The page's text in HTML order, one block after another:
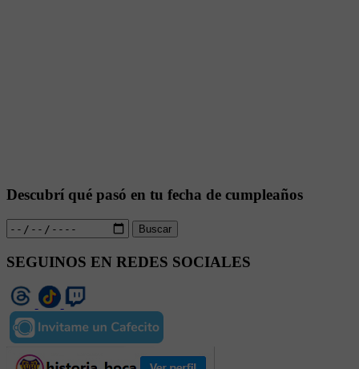
Descubrí qué pasó en tu fecha de cumpleaños
Buscar
SEGUINOS EN REDES SOCIALES